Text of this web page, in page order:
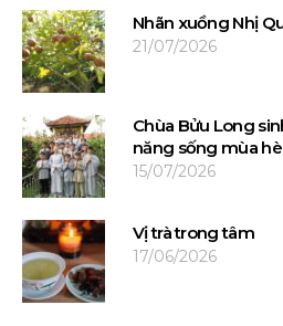
Nhãn xuồng Nhị
21/07/2026
Chùa Bửu Long
năng sống mùa hè
15/07/2026
Vị trà trong tâm
17/06/2026